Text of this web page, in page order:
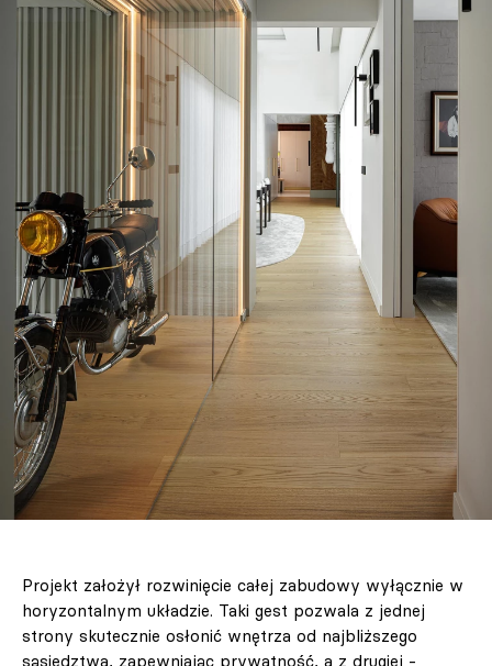
Projekt założył rozwinięcie całej zabudowy wyłącznie w
horyzontalnym układzie. Taki gest pozwala z jednej
strony skutecznie osłonić wnętrza od najbliższego
sąsiedztwa, zapewniając prywatność, a z drugiej -